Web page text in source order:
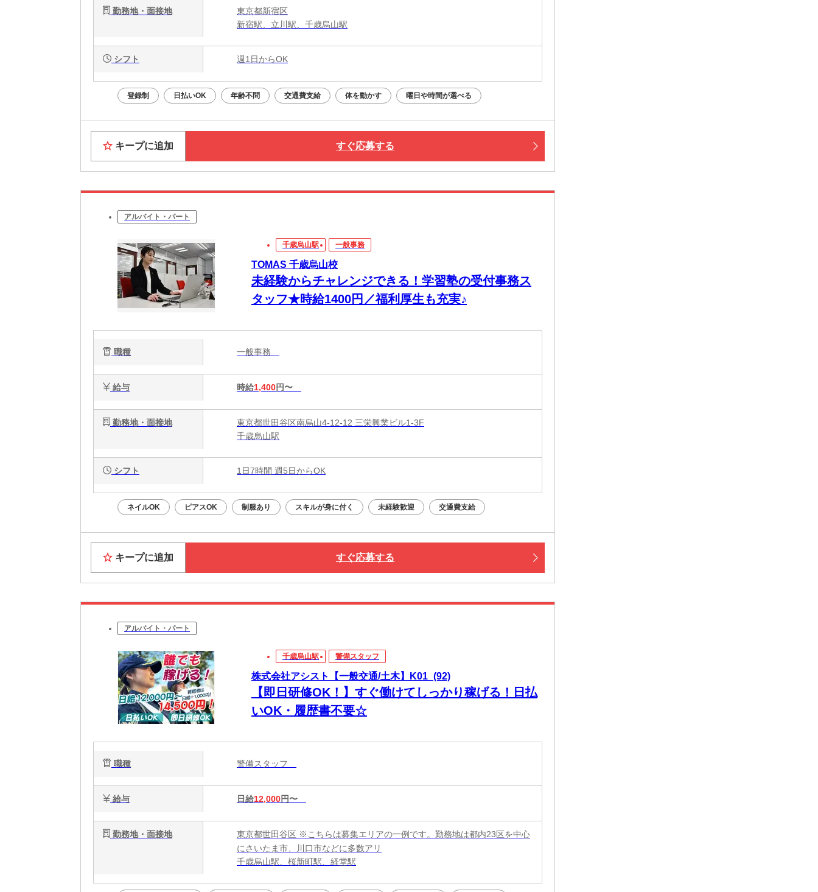
勤務地・面接地
東京都新宿区
新宿駅、立川駅、千歳烏山駅
シフト 週1日からOK
登録制 日払いOK 年齢不問 交通費支給 体を動かす 曜日や時間が選べる
キープに追加 すぐ応募する
アルバイト・パート
千歳烏山駅 一般事務
TOMAS 千歳烏山校
未経験からチャレンジできる！学習塾の受付事務ス
タッフ★時給1400円／福利厚生も充実♪
職種 一般事務
給与 時給1,400円〜
勤務地・面接地
東京都世田谷区南烏山4-12-12 三栄興業ビル1-3F
千歳烏山駅
シフト 1日7時間 週5日からOK
ネイルOK ピアスOK 制服あり スキルが身に付く 未経験歓迎 交通費支給
キープに追加 すぐ応募する
アルバイト・パート
千歳烏山駅 警備スタッフ
株式会社アシスト【一般交通/土木】K01_(92)
【即日研修OK！】すぐ働けてしっかり稼げる！日払
いOK・履歴書不要☆
職種 警備スタッフ
給与 日給12,000円〜
勤務地・面接地
東京都世田谷区 ※こちらは募集エリアの一例です。勤務地は都内23区を中心
にさいたま市、川口市などに多数アリ
千歳烏山駅、桜新町駅、経堂駅